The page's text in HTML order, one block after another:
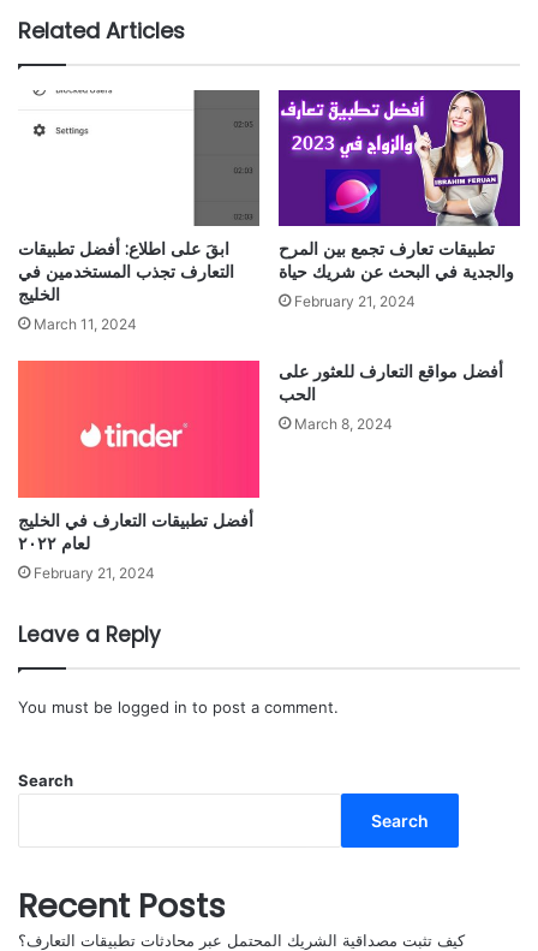
Related Articles
ابقَ على اطلاع: أفضل تطبيقات
التعارف تجذب المستخدمين في
الخليج
March 11, 2024
تطبيقات تعارف تجمع بين المرح
والجدية في البحث عن شريك حياة
February 21, 2024
أفضل تطبيقات التعارف في الخليج
لعام ٢٠٢٢
February 21, 2024
أفضل مواقع التعارف للعثور على
الحب
March 8, 2024
Leave a Reply
You must be logged in to post a comment.
Search
Search
Recent Posts
كيف تثبت مصداقية الشريك المحتمل عبر محادثات تطبيقات التعارف؟